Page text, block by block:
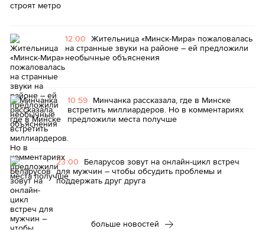
12:00 Жительница «Минск-Мира» пожаловалась
на странные звуки на районе – ей предложили
необычные объяснения
10:59 Минчанка рассказала, где в Минске
встретить миллиардеров. Но в комментариях
предложили места получше
23:00 Беларусов зовут на онлайн-цикл встреч
для мужчин – чтобы обсудить проблемы и
поддержать друг друга
больше новостей